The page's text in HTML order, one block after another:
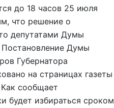
до 18 часов 25 июля
что решение о
депутатами Думы
Думы
Губернатора
на страницах газеты
сообщает
будет избираться сроком